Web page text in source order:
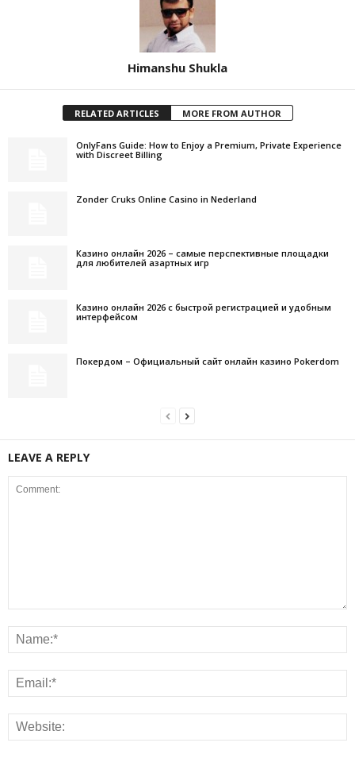
Himanshu Shukla
RELATED ARTICLES MORE FROM AUTHOR
OnlyFans Guide: How to Enjoy a Premium, Private Experience
with Discreet Billing
Zonder Cruks Online Casino in Nederland
Казино онлайн 2026 – самые перспективные площадки
для любителей азартных игр
Казино онлайн 2026 с быстрой регистрацией и удобным
интерфейсом
Покердом – Официальный сайт онлайн казино Pokerdom
LEAVE A REPLY